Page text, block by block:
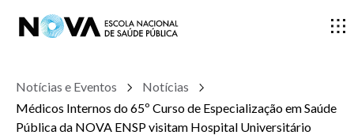
ESCOLA
Notícias e Eventos
Notícias
Médicos Internos do 65º Curso de Especialização em Saúde
Pública da NOVA ENSP visitam Hospital Universitário